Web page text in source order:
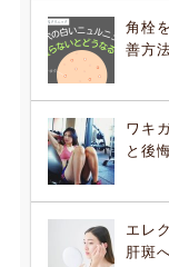
角栓
善方
ワキ
と後
エレ
肝斑